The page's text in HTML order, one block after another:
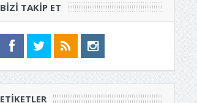
BIZI TAKIP ET
ETIKETLER